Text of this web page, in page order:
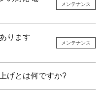
メンテナンス
ります
メンテナンス
げとは何ですか?